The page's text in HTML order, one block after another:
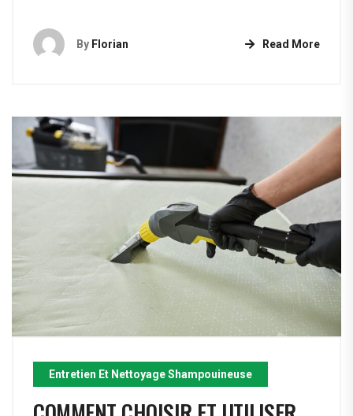
By Florian Read More
Entretien Et Nettoyage Shampouineuse